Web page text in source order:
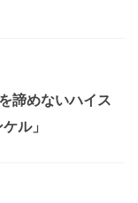
諦めないハイス
ル」